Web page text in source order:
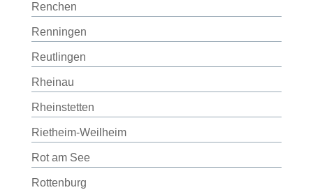
Renchen
Renningen
Reutlingen
Rheinau
Rheinstetten
Rietheim-Weilheim
Rot am See
Rottenburg